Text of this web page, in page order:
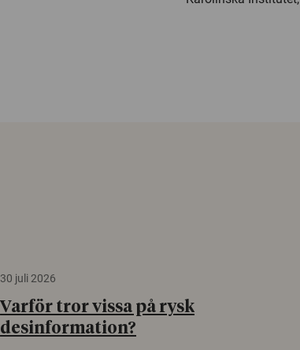
30 juli 2026
Varför tror vissa på rysk
desinformation?